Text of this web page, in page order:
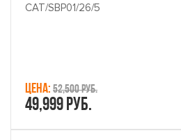
CAT/SBP01/26/5
Цена: 52,500 руб.
49,999 руб.